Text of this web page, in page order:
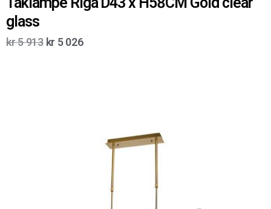
glass
kr5 913 kr 5 026